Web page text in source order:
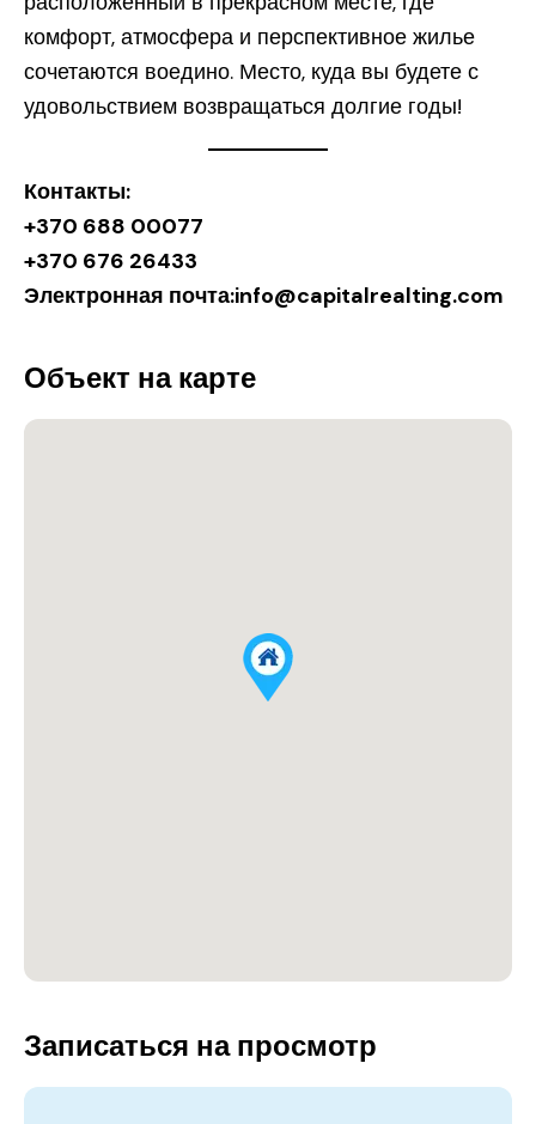
комфорт, атмосфера и перспективное жилье
сочетаются воедино. Место, куда вы будете с
удовольствием возвращаться долгие годы!
Контакты:
+370 688 00077
+370 676 26433
Электронная почта:info@capitalrealting.com
Объект на карте
Записаться на просмотр